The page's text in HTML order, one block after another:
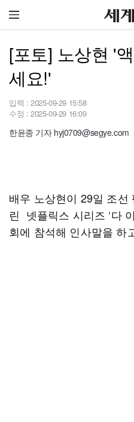
[포토] 노상현 '
세요!'
입력 : 2025-09-29 15:58
수정 : 2025-09-29 16:09
한윤종 기자 hyj0709@segye.com
배우 노상현이 29일 조선
린 넷플릭스 시리즈 ‘다
회에 참석해 인사말을 하